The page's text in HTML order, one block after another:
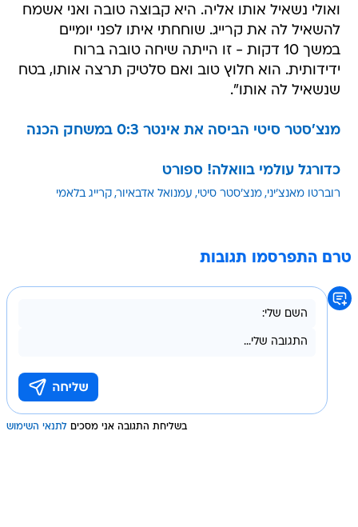
ואולי נשאיל אותו אליה. היא קבוצה טובה ואני אשמח
להשאיל לה את קרייג. שוחחתי איתו לפני יומיים
במשך 10 דקות - זו הייתה שיחה טובה ברוח
ידידותית. הוא חלוץ טוב ואם סלטיק תרצה אותו, בטח
שנשאיל לה אותו".
מנצ'סטר סיטי הביסה את אינטר 0:3 במשחק הכנה
כדורגל עולמי בוואלה! ספורט
רוברטו מאנצ'יני מנצ'סטר סיטי עמנואל אדבאיור קרייג בלאמי
טרם התפרסמו תגובות
בשליחת התגובה אני מסכים לתנאי השימוש